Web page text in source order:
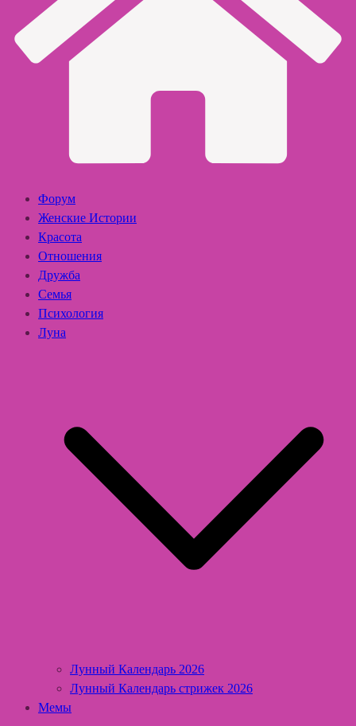
Форум
Женские Истории
Красота
Отношения
Дружба
Семья
Психология
Луна
Лунный Календарь 2026
Лунный Календарь стрижек 2026
Мемы